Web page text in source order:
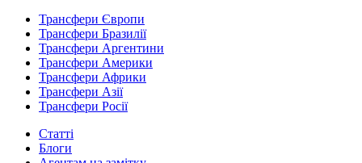
Трансфери Європи
Трансфери Бразилії
Трансфери Аргентини
Трансфери Америки
Трансфери Африки
Трансфери Азії
Трансфери Росії
Статті
Блоги